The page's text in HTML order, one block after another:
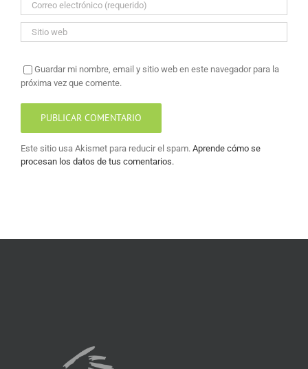
Guardar mi nombre, email y sitio web en este navegador para la
próxima vez que comente.
Este sitio usa Akismet para reducir el spam. Aprende cómo se
procesan los datos de tus comentarios.